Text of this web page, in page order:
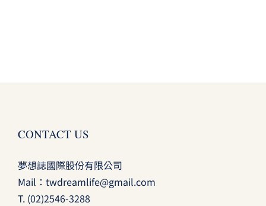
CONTACT US
夢想誌國際股份有限公司
Mail： twdreamlife@gmail.com
T. (02)2546-3288